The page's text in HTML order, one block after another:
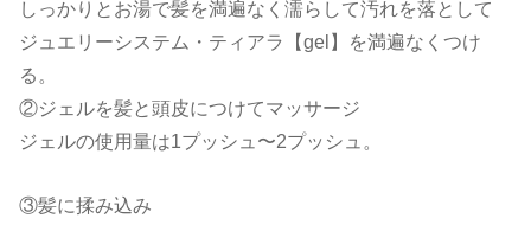
しっかりとお湯で髪を満遍なく濡らして汚れを落として
ジュエリーシステム・ティアラ【gel】を満遍なくつけ
る。
②ジェルを髪と頭皮につけてマッサージ
ジェルの使用量は1プッシュ〜2プッシュ。
③髪に揉み込み